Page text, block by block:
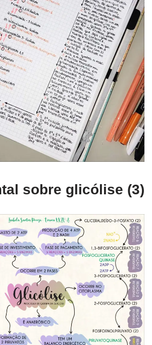
sobre glicólise (3)